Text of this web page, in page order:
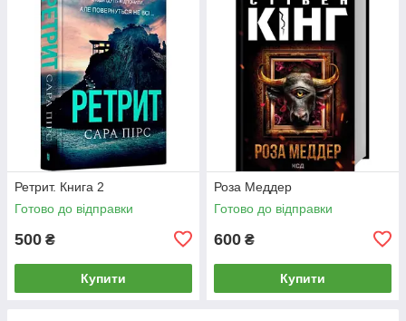
Ретрит. Книга 2
Готово до відправки
500 ₴
Купити
Роза Меддер
Готово до відправки
600 ₴
Купити